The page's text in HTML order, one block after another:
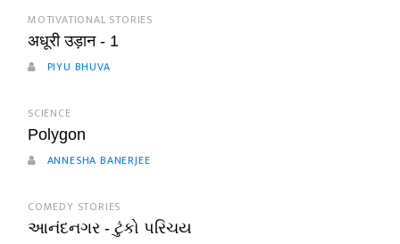
MOTIVATIONAL STORIES
अधूरी उड़ान - 1
PIYU BHUVA
SCIENCE
Polygon
ANNESHA BANERJEE
COMEDY STORIES
આનંદનગર - ટુંકો પરિચય